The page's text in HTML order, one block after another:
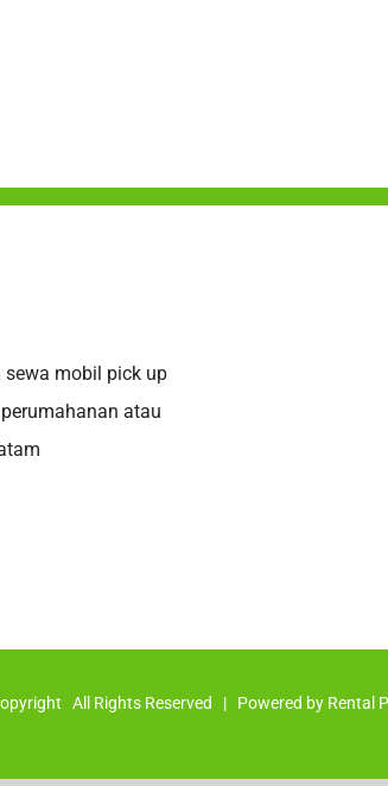
sewa mobil pick up
atau
All Rights Reserved | Powered by Rental